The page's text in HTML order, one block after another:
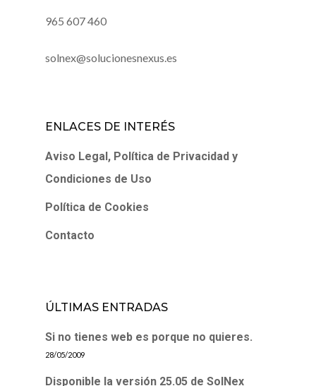
965 607 460
solnex@solucionesnexus.es
ENLACES DE INTERÉS
Aviso Legal, Política de Privacidad y
Condiciones de Uso
Política de Cookies
Contacto
ÚLTIMAS ENTRADAS
Si no tienes web es porque no quieres.
28/05/2009
Disponible la versión 25.05 de SolNex